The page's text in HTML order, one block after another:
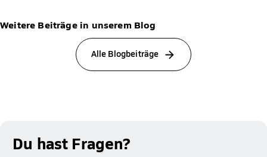
Weitere Beiträge in unserem Blog
Alle Blogbeiträge
Du hast Fragen?